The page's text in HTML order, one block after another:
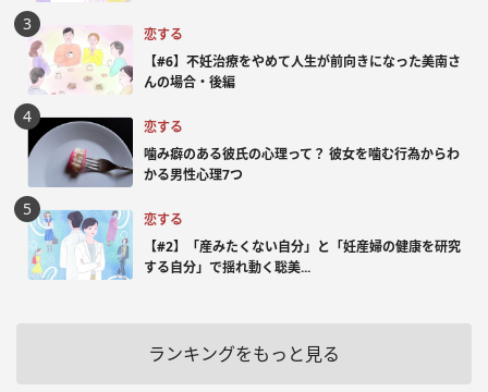
恋する
【#6】不妊治療をやめて人生が前向きになった美南さ
んの場合・後編
恋する
噛み癖のある彼氏の心理って？ 彼女を噛む行為からわ
かる男性心理7つ
恋する
【#2】「産みたくない自分」と「妊産婦の健康を研究
する自分」で揺れ動く聡美...
ランキングをもっと見る